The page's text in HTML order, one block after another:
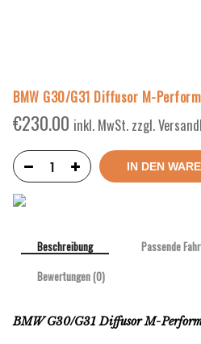
BMW G30/G31 Diffusor M-
€230.00 inkl. MwSt. zzgl.
IN DEN
Beschreibung
Passende
Bewertungen (0)
BMW G30/G31 Diffusor M-